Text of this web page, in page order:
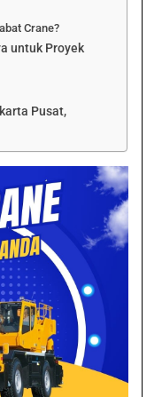
Crane?
untuk Proyek
Pusat,